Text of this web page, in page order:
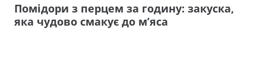
Помідори з перцем за годину: закуска,
яка чудово смакує до м’яса